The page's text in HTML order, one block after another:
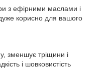
з ефірними маслами і
корисно для вашого
зменшує тріщини і
і шовковистість